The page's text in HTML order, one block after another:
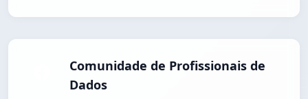
Comunidade de Profissionais de
Dados